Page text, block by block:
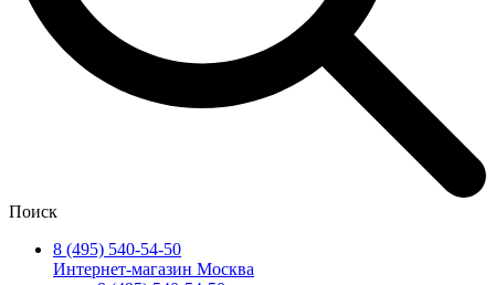
Поиск
8 (495) 540-54-50
Интернет-магазин Москва